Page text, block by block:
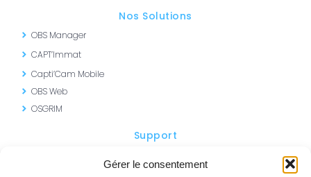
Gérer le consentement
Nos Solutions
OBS Manager
CAPT’Immat
Capti’Cam Mobile
OBS Web
OSGRIM
Support
SISMO – Formations